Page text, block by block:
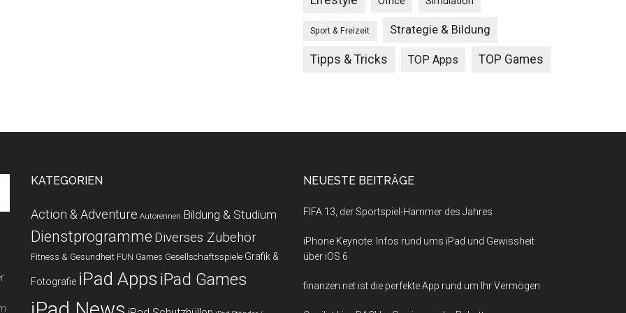
Sport & Freizeit Strategie & Bildung
Tipps & Tricks TOP Apps TOP Games
KATEGORIEN
Action & Adventure Autorennen Bildung & Studium
Dienstprogramme Diverses Zubehör
Fitness & Gesundheit FUN Games Gesellschaftsspiele Grafik &
Fotografie iPad Apps iPad Games
NEUESTE BEITRÄGE
FIFA 13, der Sportspiel-Hammer des Jahres
iPhone Keynote: Infos rund ums iPad und Gewissheit
über iOS 6
finanzen.net ist die perfekte App rund um Ihr Vermögen